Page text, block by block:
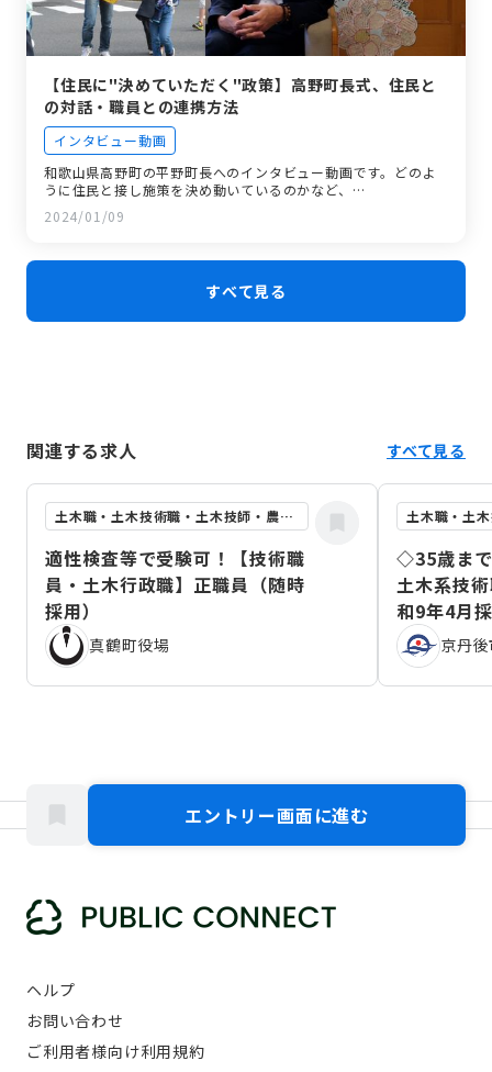
【住民に"決めていただく"政策】高野町長式、住民と
の対話・職員との連携方法
インタビュー動画
和歌山県高野町の平野町長へのインタビュー動画です。どのよ
うに住民と接し施策を決め動いているのかなど、…
2024/01/09
すべて見る
関連する求人 すべて見る
土木職・土木技術職・土木技師・農業土木職
適性検査等で受験可！【技術職
員・土木行政職】正職員（随時
採用）
真鶴町役場
◇35歳ま
土木系技
和9年4月
京丹
エントリー画面に進む
ヘルプ
お問い合わせ
ご利用者様向け利用規約